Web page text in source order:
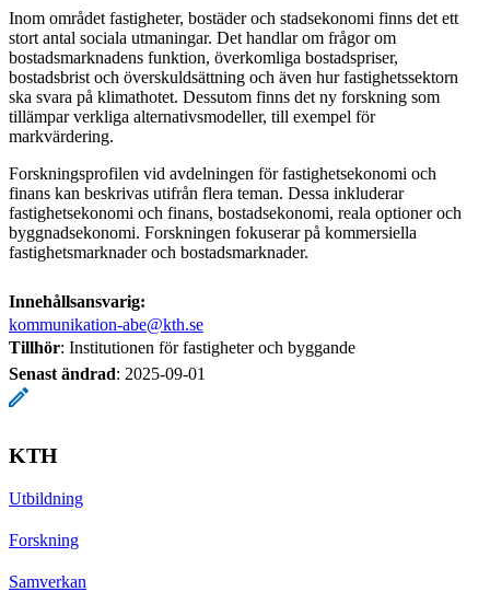
Inom området fastigheter, bostäder och stadsekonomi finns det ett
stort antal sociala utmaningar. Det handlar om frågor om
bostadsmarknadens funktion, överkomliga bostadspriser,
bostadsbrist och överskuldsättning och även hur fastighetssektorn
ska svara på klimathotet. Dessutom finns det ny forskning som
tillämpar verkliga alternativsmodeller, till exempel för
markvärdering.
Forskningsprofilen vid avdelningen för fastighetsekonomi och
finans kan beskrivas utifrån flera teman. Dessa inkluderar
fastighetsekonomi och finans, bostadsekonomi, reala optioner och
byggnadsekonomi. Forskningen fokuserar på kommersiella
fastighetsmarknader och bostadsmarknader.
Innehållsansvarig:
kommunikation-abe@kth.se
Tillhör: Institutionen för fastigheter och byggande
Senast ändrad: 2025-09-01
KTH
Utbildning
Forskning
Samverkan